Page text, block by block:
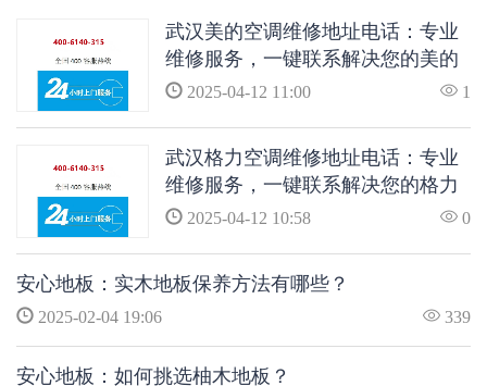
武汉美的空调维修地址电话：专业
维修服务，一键联系解决您的美的
空调问题
2025-04-12 11:00 1
武汉格力空调维修地址电话：专业
维修服务，一键联系解决您的格力
空调问题
2025-04-12 10:58 0
安心地板：实木地板保养方法有哪些？
2025-02-04 19:06 339
安心地板：如何挑选柚木地板？